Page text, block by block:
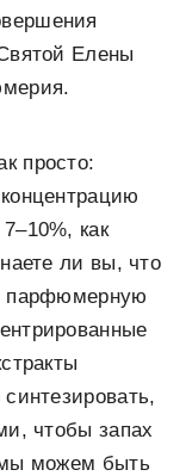
Елены
просто:
как
ли вы, что
парфюмерную
чтобы запах
мы можем быть